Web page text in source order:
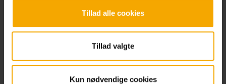
Tillad alle cookies
Tillad valgte
Kun nødvendige cookies